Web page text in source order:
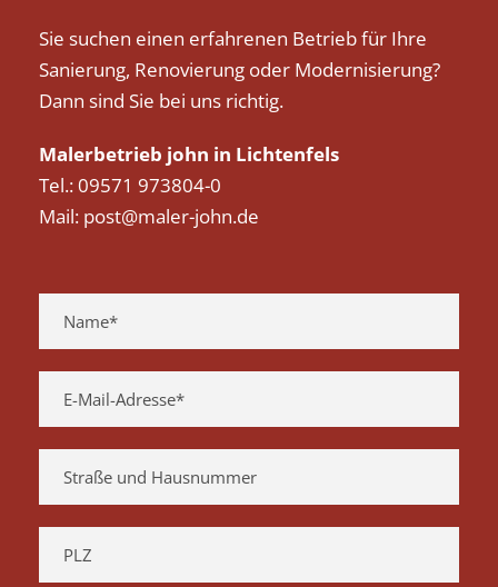
Sie suchen einen erfahrenen Betrieb für Ihre
Sanierung, Renovierung oder Modernisierung?
Dann sind Sie bei uns richtig.
Malerbetrieb john in Lichtenfels
Tel.: 09571 973804-0
Mail: post@maler-john.de